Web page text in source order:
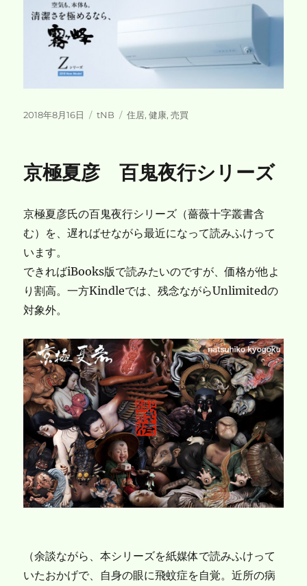
投
2018年8月16日
カ
ー
tNB
タ
住居,健康,売買
京極夏彦 百鬼夜行シリーズ
京極夏彦氏の百鬼夜行シリーズ（薔薇十字叢書含
む）を、遅ればせながら最近になって読みふけって
います。
できればiBooks版で読みたいのですが、価格が他よ
り割高。一方Kindleでは、残念ながらUnlimitedの
対象外。
（余談ながら、本シリーズを紙媒体で読みふけって
いたおかげで、自身の眼に飛蚊症を自覚。近所の病